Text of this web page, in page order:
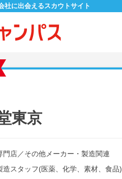
社に出会えるスカウトサイト
東京
門店／その他メーカー・製造関連
造スタッフ(医薬、化学、素材、食品)